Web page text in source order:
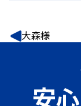
大森様
安